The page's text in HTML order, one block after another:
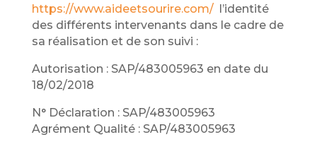
https://www.aideetsourire.com/l’identité
des différents intervenants dans le cadre de
sa réalisation et de son suivi :
Autorisation : SAP/483005963 en date du
18/02/2018
N° Déclaration : SAP/483005963
Agrément Qualité : SAP/483005963